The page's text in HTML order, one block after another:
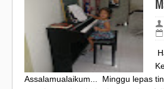
Assalamualaikum... Minggu lepas